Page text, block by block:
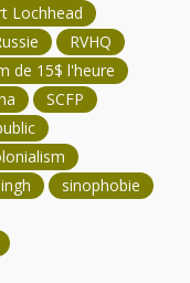
Lochhead
RVHQ
de 15$ l'heure
SCFP
sinophobie